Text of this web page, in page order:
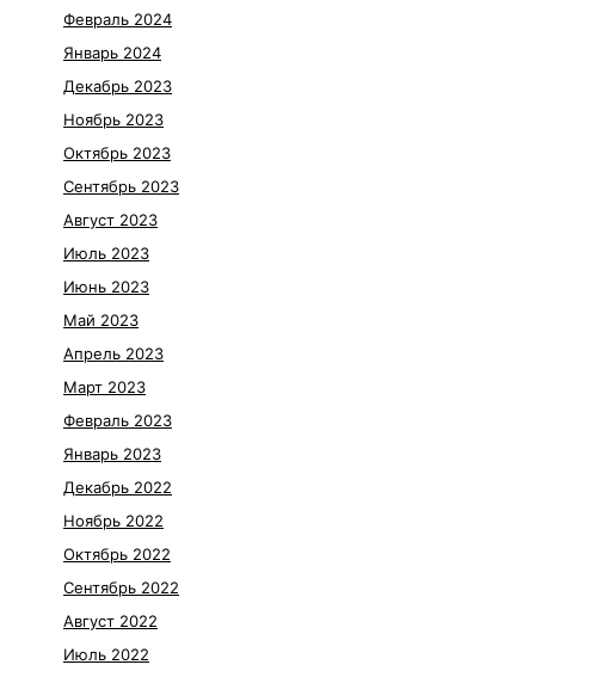
Февраль 2024
Январь 2024
Декабрь 2023
Ноябрь 2023
Октябрь 2023
Сентябрь 2023
Август 2023
Июль 2023
Июнь 2023
Май 2023
Апрель 2023
Март 2023
Февраль 2023
Январь 2023
Декабрь 2022
Ноябрь 2022
Октябрь 2022
Сентябрь 2022
Август 2022
Июль 2022